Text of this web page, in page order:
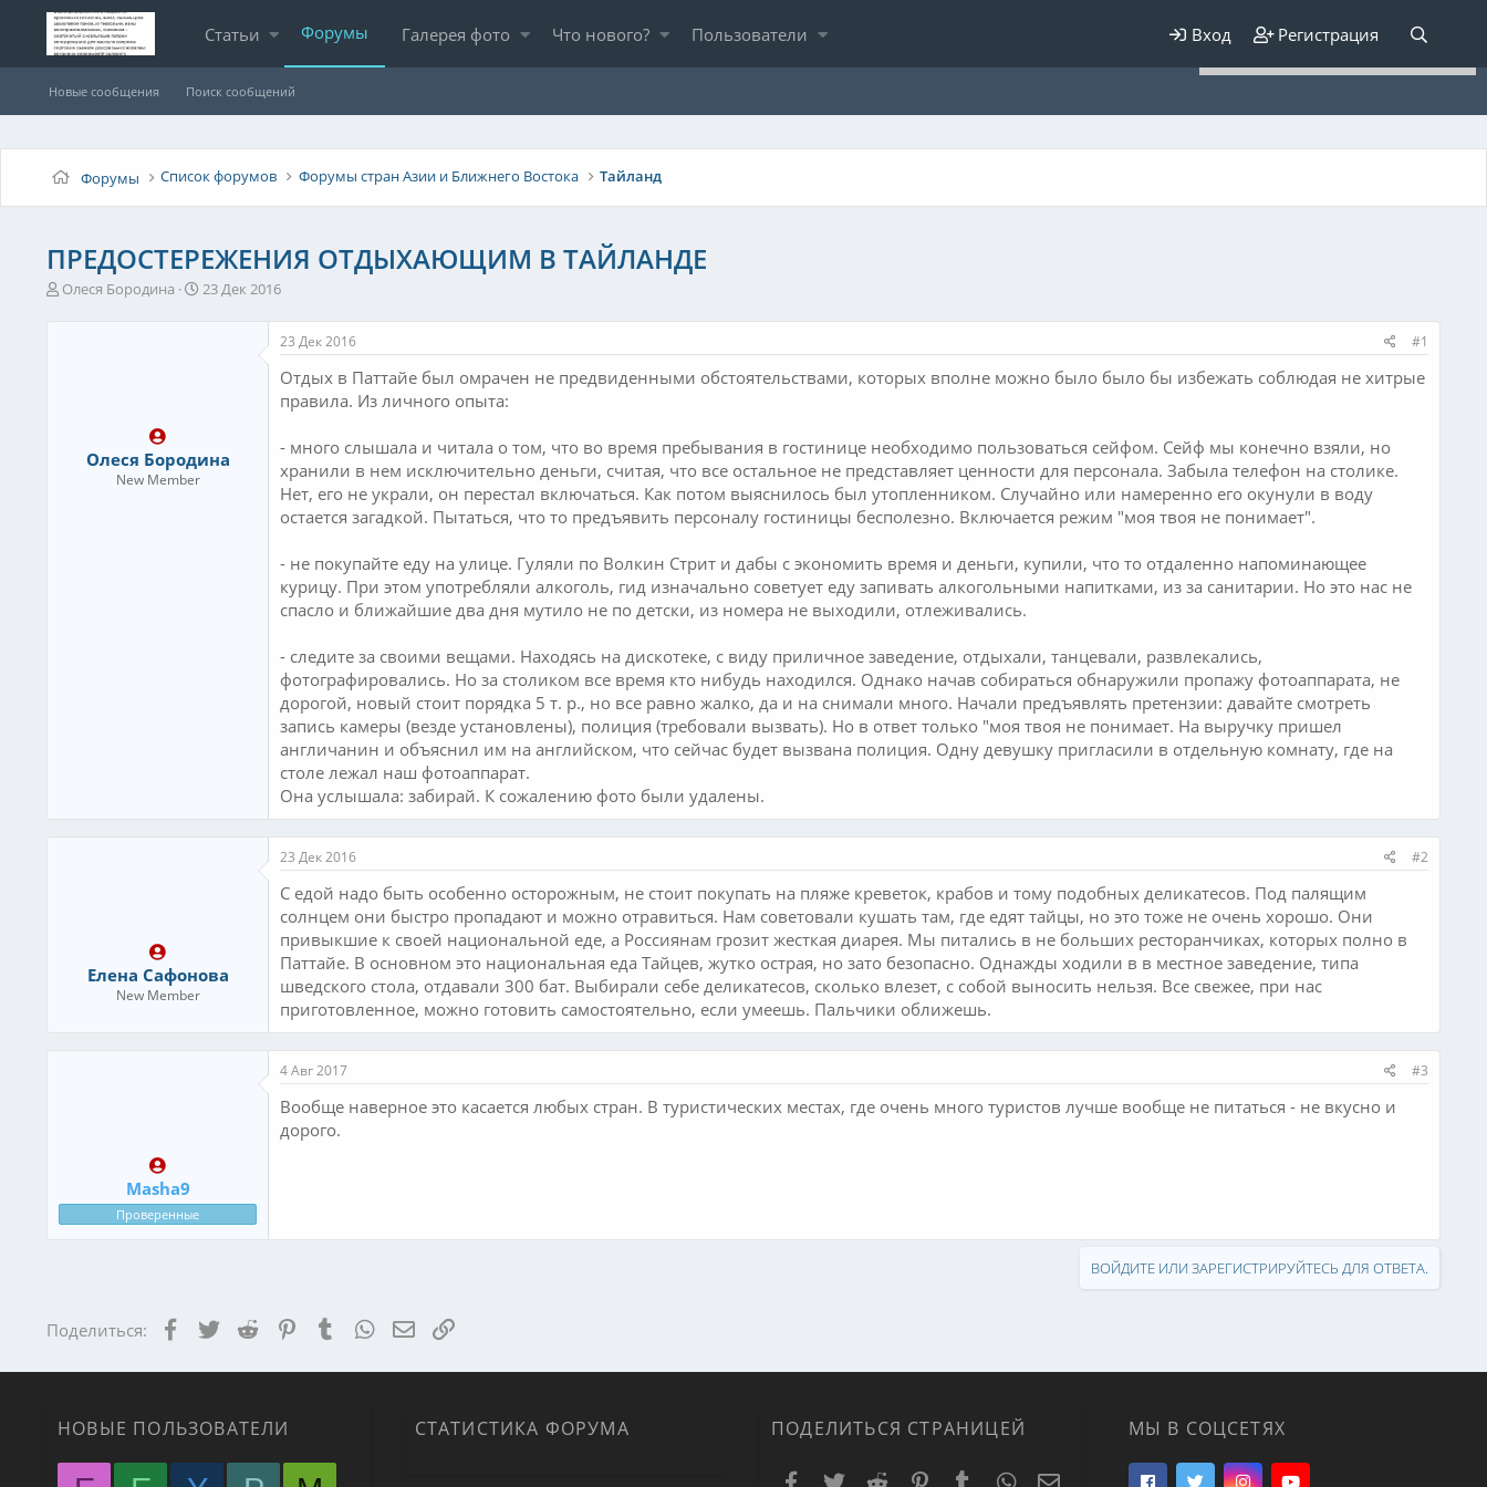
Статьи Форумы Галерея фото Что нового? Пользователи Вход Регистрация
Новые сообщения Поиск сообщений
Форумы Список форумов Форумы стран Азии и Ближнего Востока Тайланд
ПРЕДОСТЕРЕЖЕНИЯ ОТДЫХАЮЩИМ В ТАЙЛАНДЕ
А
т
Олеся Бородина
Д
т
а
23 Дек 2016
Олеся Бородина
New Member
23 Дек 2016 #1
Отдых в Паттайе был омрачен не предвиденными обстоятельствами, которых вполне можно было было бы избежать соблюдая не хитрые
правила. Из личного опыта:
- много слышала и читала о том, что во время пребывания в гостинице необходимо пользоваться сейфом. Сейф мы конечно взяли, но
хранили в нем исключительно деньги, считая, что все остальное не представляет ценности для персонала. Забыла телефон на столике.
Нет, его не украли, он перестал включаться. Как потом выяснилось был утопленником. Случайно или намеренно его окунули в воду
остается загадкой. Пытаться, что то предъявить персоналу гостиницы бесполезно. Включается режим "моя твоя не понимает".
- не покупайте еду на улице. Гуляли по Волкин Стрит и дабы с экономить время и деньги, купили, что то отдаленно напоминающее
курицу. При этом употребляли алкоголь, гид изначально советует еду запивать алкогольными напитками, из за санитарии. Но это нас не
спасло и ближайшие два дня мутило не по детски, из номера не выходили, отлеживались.
- следите за своими вещами. Находясь на дискотеке, с виду приличное заведение, отдыхали, танцевали, развлекались,
фотографировались. Но за столиком все время кто нибудь находился. Однако начав собираться обнаружили пропажу фотоаппарата, не
дорогой, новый стоит порядка 5 т. р., но все равно жалко, да и на снимали много. Начали предъявлять претензии: давайте смотреть
запись камеры (везде установлены), полиция (требовали вызвать). Но в ответ только "моя твоя не понимает. На выручку пришел
англичанин и объяснил им на английском, что сейчас будет вызвана полиция. Одну девушку пригласили в отдельную комнату, где на
столе лежал наш фотоаппарат.
Она услышала: забирай. К сожалению фото были удалены.
Елена Сафонова
New Member
23 Дек 2016 #2
С едой надо быть особенно осторожным, не стоит покупать на пляже креветок, крабов и тому подобных деликатесов. Под палящим
солнцем они быстро пропадают и можно отравиться. Нам советовали кушать там, где едят тайцы, но это тоже не очень хорошо. Они
привыкшие к своей национальной еде, а Россиянам грозит жесткая диарея. Мы питались в не больших ресторанчиках, которых полно в
Паттайе. В основном это национальная еда Тайцев, жутко острая, но зато безопасно. Однажды ходили в в местное заведение, типа
шведского стола, отдавали 300 бат. Выбирали себе деликатесов, сколько влезет, с собой выносить нельзя. Все свежее, при нас
приготовленное, можно готовить самостоятельно, если умеешь. Пальчики оближешь.
Masha9
Проверенные
4 Авг 2017 #3
Вообще наверное это касается любых стран. В туристических местах, где очень много туристов лучше вообще не питаться - не вкусно и
дорого.
ВОЙДИТЕ ИЛИ ЗАРЕГИСТРИРУЙТЕСЬ ДЛЯ ОТВЕТА.
Поделиться: Facebook
TwitterReddit PinterestTumblr WhatsApp
Электронная почта
Ссылка
НОВЫЕ ПОЛЬЗОВАТЕЛИ СТАТИСТИКА ФОРУМА ПОДЕЛИТЬСЯ СТРАНИЦЕЙ
Facebook
TwitterReddit PinterestTumblrWhatsAppЭлектронная почта
МЫ В СОЦСЕТЯХ
Для любых предложений по